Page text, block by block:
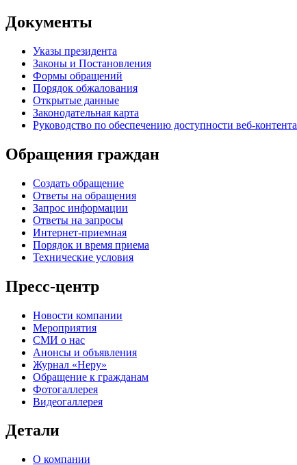
Документы
Указы президента
Законы и Постановления
Формы обращений
Порядок обжалования
Открытые данные
Законодательная карта
Руководство по обеспечению доступности веб-контента
Обращения граждан
Создать обращение
Ответы на обращения
Запрос информации
Ответы на запросы
Интернет-приемная
Порядок и время приема
Технические условия
Пресс-центр
Новости компании
Мероприятия
СМИ о нас
Анонсы и объявления
Журнал «Неру»
Обращение к гражданам
Фотогаллерея
Видеогаллерея
Детали
О компании